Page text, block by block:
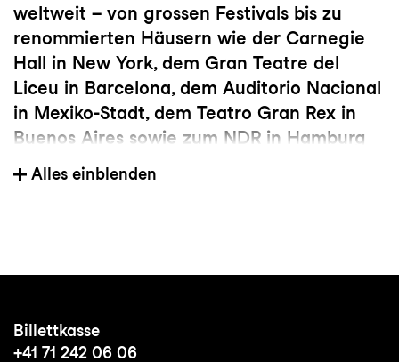
weltweit – von grossen Festivals bis zu
renommierten Häusern wie der Carnegie
Hall in New York, dem Gran Teatre del
Liceu in Barcelona, dem Auditorio Nacional
in Mexiko-Stadt, dem Teatro Gran Rex in
Buenos Aires sowie zum NDR in Hamburg
und zur legendären «Tiny Desk»-Reihe in
Washington. Er war an mehrfach mit
Diskografie umfasst über hundert
Alles einblenden
Billettkasse
+41 71 242 06 06